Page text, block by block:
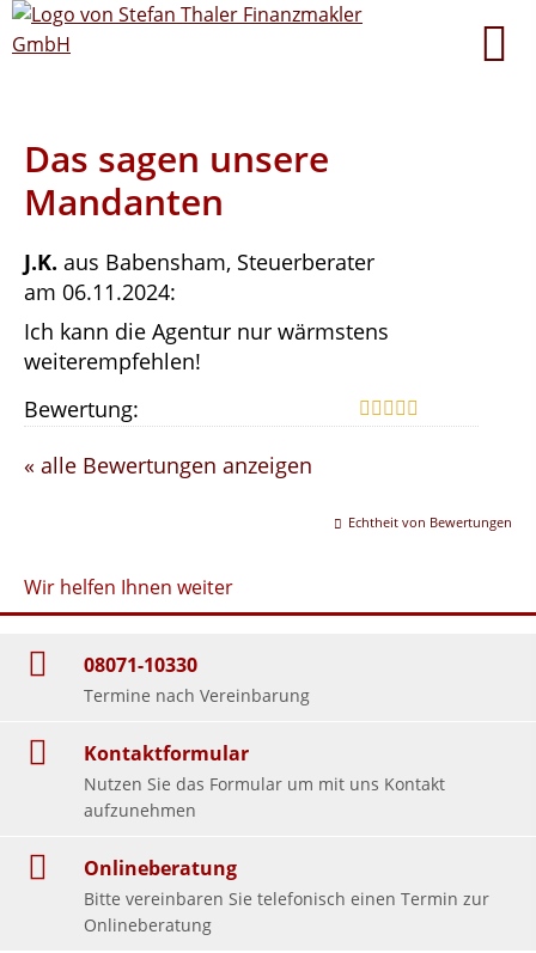
Das sagen unsere
Mandanten
J.K. aus Babensham, Steuerberater
am 06.11.2024:
Ich kann die Agentur nur wärmstens
weiterempfehlen!
Bewertung:
« alle Bewertungen anzeigen
Echtheit von Bewertungen
Wir helfen Ihnen weiter
08071-10330
Termine nach Vereinbarung
Kontaktformular
Nutzen Sie das Formular um mit uns Kontakt
aufzunehmen
Onlineberatung
Bitte vereinbaren Sie telefonisch einen Termin zur
Onlineberatung